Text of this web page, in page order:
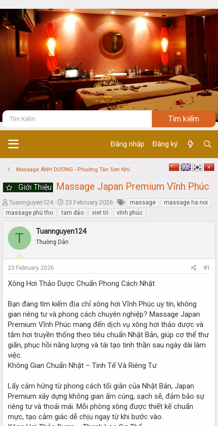
Đăng nhập Đăng ký
Massage ÁNH DƯƠNG - Phường Tân Sơn Nhì
Giới Thiệu Massage Japan Premium Vĩnh Phúc
T
h
r
e
d
a
r
r
Tuannguyen124
S
t
a
r
t
d
23 February 2026 massage
massage ha noi
massage phú tho
tam đảo viet trì vĩnh phúc
T Tuannguyen124
Thường Dân
23 February 2026 #1
Xông Hơi Thảo Dược Chuẩn Phong Cách Nhật
Bạn đang tìm kiếm địa chỉ xông hơi Vĩnh Phúc uy tín, không
gian riêng tư và phong cách chuyên nghiệp? Massage Japan
Premium Vĩnh Phúc mang đến dịch vụ xông hơi thảo dược và
tắm hơi truyền thống theo tiêu chuẩn Nhật Bản, giúp cơ thể thư
giãn, phục hồi năng lượng và tái tạo tinh thần sau ngày dài làm
việc.
Không Gian Chuẩn Nhật – Tinh Tế Và Riêng Tư
Lấy cảm hứng từ phong cách tối giản của Nhật Bản, Japan
Premium xây dựng không gian ấm cúng, sạch sẽ, đảm bảo sự
riêng tư và thoải mái. Mỗi phòng xông được thiết kế chuẩn
mực, tạo cảm giác dễ chịu ngay từ khi bước vào.